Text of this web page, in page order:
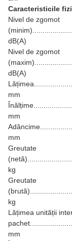
Caracteristicile
Nivel de zgomot
dB(A)
Nivel de zgomot
dB(A)
mm
mm
mm
Greutate
kg
Greutate
kg
Lățimea unității
mm